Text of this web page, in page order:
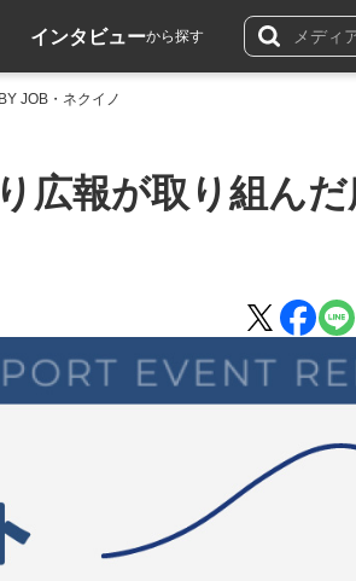
インタビューから探す
JOB・ネクイノ
広報が取り組んだ